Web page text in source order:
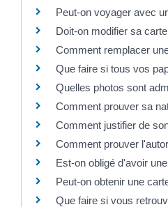
Peut-on voyager avec
Doit-on modifier sa
Comment remplacer
Que faire si tous vos
Quelles photos sont
Comment prouver sa
Comment justifier de
Comment prouver
Est-on obligé d'avoir
Peut-on obtenir une
Que faire si vous